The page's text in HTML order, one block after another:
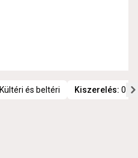
Kültéri és beltéri Kiszerelés: